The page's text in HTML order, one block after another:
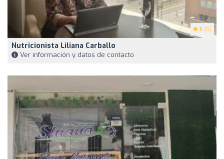
5 (5)
Nutricionista Liliana Carballo
Ver información y datos de contacto